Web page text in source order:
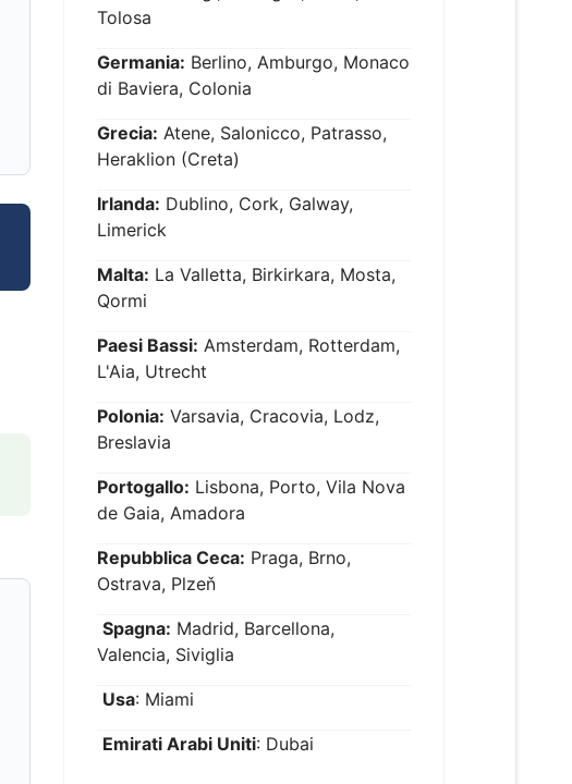
Tolosa
Germania: Berlino, Amburgo, Monaco
di Baviera, Colonia
Grecia: Atene, Salonicco, Patrasso,
Heraklion (Creta)
Irlanda: Dublino, Cork, Galway,
Limerick
Malta: La Valletta, Birkirkara, Mosta,
Qormi
Paesi Bassi: Amsterdam, Rotterdam,
L'Aia, Utrecht
Polonia: Varsavia, Cracovia, Lodz,
Breslavia
Portogallo: Lisbona, Porto, Vila Nova
de Gaia, Amadora
Repubblica Ceca: Praga, Brno,
Ostrava, Plzeň
Spagna: Madrid, Barcellona,
Valencia, Siviglia
Usa: Miami
Emirati Arabi Uniti: Dubai